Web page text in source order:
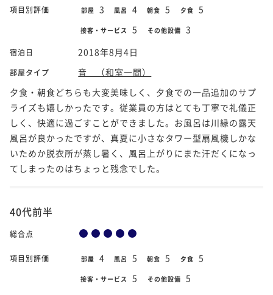
項目別評価 部屋 3 風呂 4 朝食 5 夕食 5
接客・サービス 5 その他設備 3
宿泊日 2018年8月4日
部屋タイプ
音 （和室一間）
夕食・朝食どちらも大変美味しく、夕食での一品追加のサプ
ライズも嬉しかったです。従業員の方はとても丁寧で礼儀正
しく、快適に過ごすことができました。お風呂は川縁の露天
風呂が良かったですが、真夏に小さなタワー型扇風機しかな
いためか脱衣所が蒸し暑く、風呂上がりにまた汗だくになっ
てしまったのはちょっと残念でした。
40代前半
総合点
項目別評価 部屋 4 風呂 5 朝食 5 夕食 5
接客・サービス 5 その他設備 5